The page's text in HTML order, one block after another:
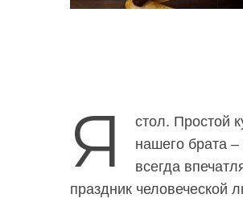
Я
стол. Простой
нашего брата
всегда
праздник человеческой